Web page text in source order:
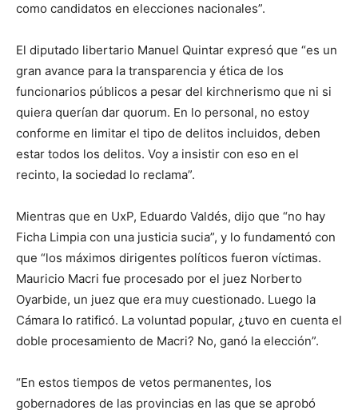
como candidatos en elecciones nacionales”.
El diputado libertario Manuel Quintar expresó que “es un
gran avance para la transparencia y ética de los
funcionarios públicos a pesar del kirchnerismo que ni si
quiera querían dar quorum. En lo personal, no estoy
conforme en limitar el tipo de delitos incluidos, deben
estar todos los delitos. Voy a insistir con eso en el
recinto, la sociedad lo reclama”.
Mientras que en UxP, Eduardo Valdés, dijo que “no hay
Ficha Limpia con una justicia sucia”, y lo fundamentó con
que “los máximos dirigentes políticos fueron víctimas.
Mauricio Macri fue procesado por el juez Norberto
Oyarbide, un juez que era muy cuestionado. Luego la
Cámara lo ratificó. La voluntad popular, ¿tuvo en cuenta el
doble procesamiento de Macri? No, ganó la elección”.
“En estos tiempos de vetos permanentes, los
gobernadores de las provincias en las que se aprobó